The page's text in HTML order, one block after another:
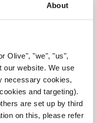
About
Olive", "we", "us",
our website. We use
necessary cookies,
and targeting).
are set up by third
on this, please refer
MOHAIR -
er tom